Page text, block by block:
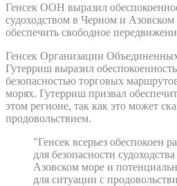
Генсек ООН выразил
судоходством в Черном и
обеспечить свободное
Генсек Организации
Гутерриш выразил
безопасностью торговых
морях. Гутерриш призвал
этом регионе, так как это может
продовольствием.
"Генсек всерьез обеспокоен
для безопасности
Азовском море и
для ситуации с